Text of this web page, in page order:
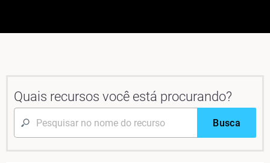
Quais recursos você está procurando?
Busca